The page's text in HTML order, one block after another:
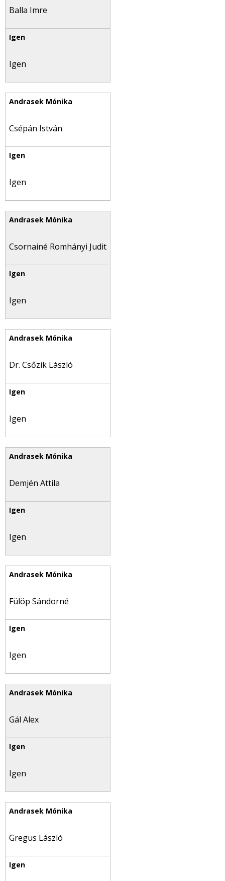
Balla Imre
Igen
Csépán István
Igen
Csornainé Romhányi Judit
Igen
Dr. Csőzik László
Igen
Demjén Attila
Igen
Fülöp Sándorné
Igen
Gál Alex
Igen
Gregus László